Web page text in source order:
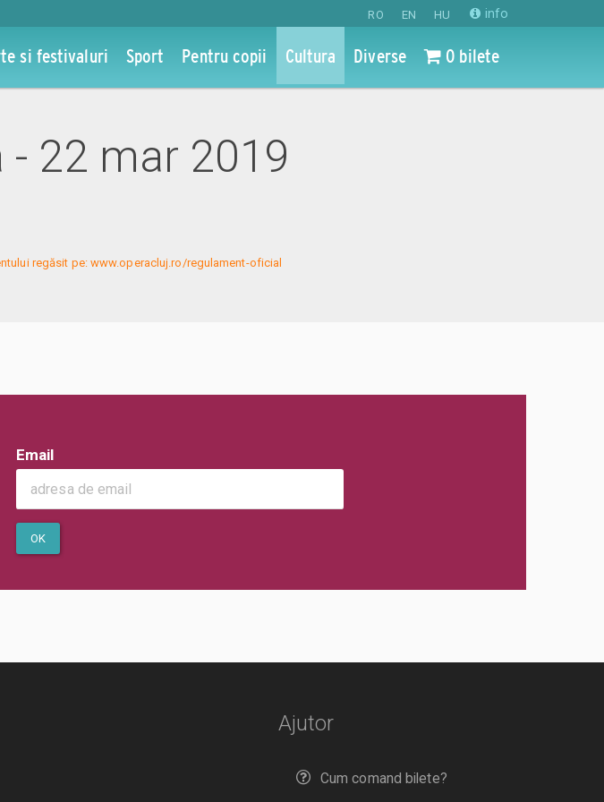
RO EN HU info
si festivaluri Sport Pentru copii Cultura Diverse 0 bilete
- 22 mar 2019
regăsit pe: www.operacluj.ro/regulament-oficial
Email
OK
Ajutor
Cum comand bilete?